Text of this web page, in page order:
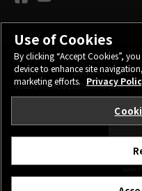
KONTAKT
DATENSCHUTZ
TEILNAHMEBEDINGUNGEN
Use of Cookies
By clicking “Accept Cookies”,
device to enhance site
marketing efforts. Privacy